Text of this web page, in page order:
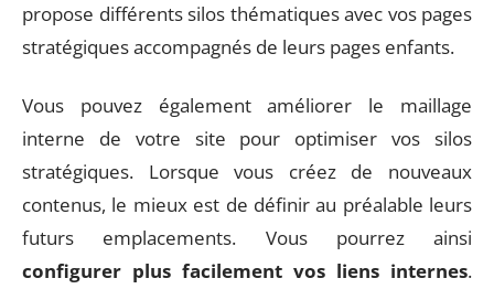
propose différents silos thématiques avec vos pages
stratégiques accompagnés de leurs pages enfants.
Vous pouvez également améliorer le maillage
interne de votre site pour optimiser vos silos
stratégiques. Lorsque vous créez de nouveaux
contenus, le mieux est de définir au préalable leurs
futurs emplacements. Vous pourrez ainsi
configurer plus facilement vos liens internes.